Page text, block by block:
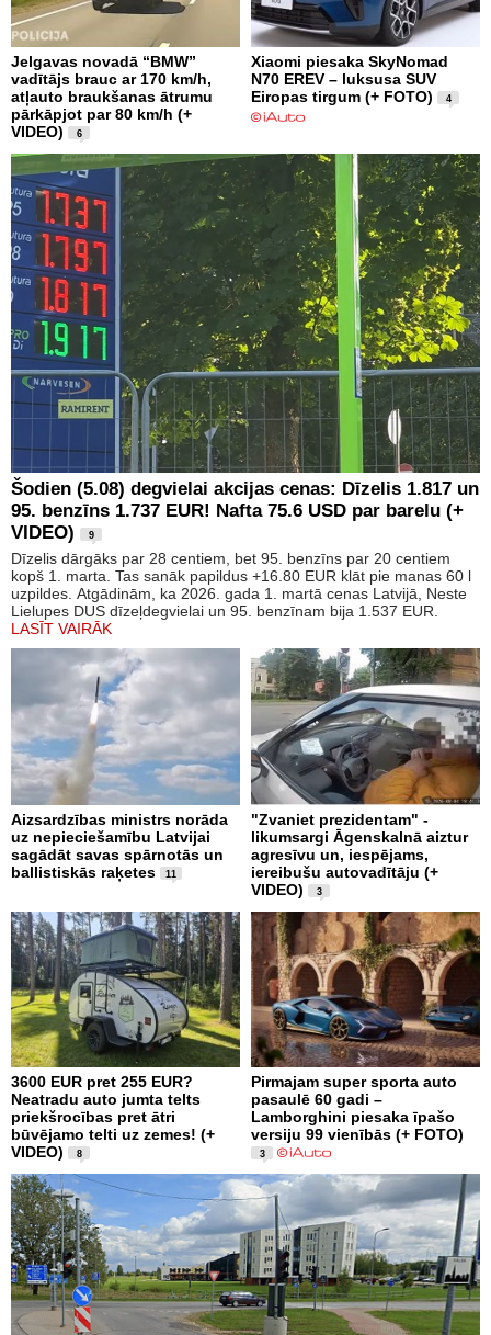
Jelgavas novadā “BMW”
vadītājs brauc ar 170 km/h,
atļauto braukšanas ātrumu
pārkāpjot par 80 km/h (+
VIDEO)
6
Xiaomi piesaka SkyNomad
N70 EREV – luksusa SUV
Eiropas tirgum (+ FOTO)
4
Šodien (5.08) degvielai akcijas cenas: Dīzelis 1.817 un
95. benzīns 1.737 EUR! Nafta 75.6 USD par barelu (+
VIDEO)
9
Dīzelis dārgāks par 28 centiem, bet 95. benzīns par 20 centiem
kopš 1. marta. Tas sanāk papildus +16.80 EUR klāt pie manas 60 l
uzpildes. Atgādinām, ka 2026. gada 1. martā cenas Latvijā, Neste
Lielupes DUS dīzeļdegvielai un 95. benzīnam bija 1.537 EUR.
LASĪT VAIRĀK
Aizsardzības ministrs norāda
uz nepieciešamību Latvijai
sagādāt savas spārnotās un
ballistiskās raķetes
11
"Zvaniet prezidentam" -
likumsargi Āgenskalnā aiztur
agresīvu un, iespējams,
iereibušu autovadītāju (+
VIDEO)
3
3600 EUR pret 255 EUR?
Neatradu auto jumta telts
priekšrocības pret ātri
būvējamo telti uz zemes! (+
VIDEO)
8
Pirmajam super sporta auto
pasaulē 60 gadi –
Lamborghini piesaka īpašo
versiju 99 vienībās (+ FOTO)
3